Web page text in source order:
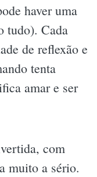
haver uma
tudo). Cada
de reflexão e
tenta
amar e ser
com
muito a sério.